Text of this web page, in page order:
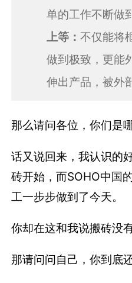
单的工作不断做
上等： 不仅能将
做到极致，更能
伸出产品，被外
那么请问各位，你们是
话又说回来，我认识的
砖开始，而SOHO中国
工一步步做到了今天。
你却在这和我说搬砖没
那请问问自己，你到底